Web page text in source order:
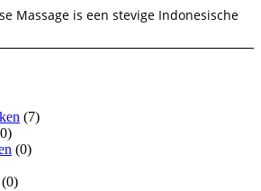
Massage is een stevige Indonesische
(7)
(0)
(0)